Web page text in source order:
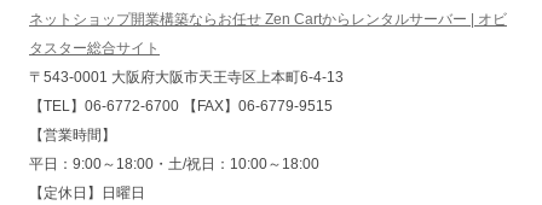
ネットショップ開業構築ならお任せ Zen Cartからレンタルサーバー | オビ
タスター総合サイト
〒543-0001 大阪府大阪市天王寺区上本町6-4-13
【TEL】06-6772-6700 【FAX】06-6779-9515
【営業時間】
平日：9:00～18:00・土/祝日：10:00～18:00
【定休日】日曜日